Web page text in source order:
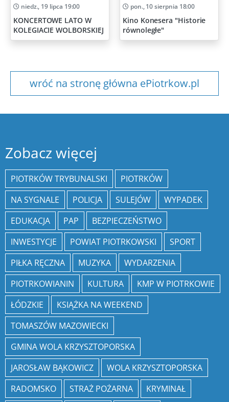
niedz., 19 lipca 19:00
KONCERTOWE LATO W
KOLEGIACIE WOLBORSKIEJ
pon., 10 sierpnia 18:00
Kino Konesera "Historie
równoległe"
wróć na stronę główna ePiotrkow.pl
Zobacz więcej
PIOTRKÓW TRYBUNALSKI
PIOTRKÓW
NA SYGNALE
POLICJA SULEJÓW
WYPADEK
EDUKACJA
PAP
BEZPIECZEŃSTWO
INWESTYCJE
POWIAT PIOTRKOWSKI
SPORT
PIŁKA RĘCZNA
MUZYKA
WYDARZENIA
PIOTRKOWIANIN
KULTURA
KMP W PIOTRKOWIE
ŁÓDZKIE
KSIĄŻKA NA WEEKEND
TOMASZÓW MAZOWIECKI
GMINA WOLA KRZYSZTOPORSKA
JAROSŁAW BĄKOWICZ
WOLA KRZYSZTOPORSKA
RADOMSKO
STRAŻ POŻARNA
KRYMINAŁ